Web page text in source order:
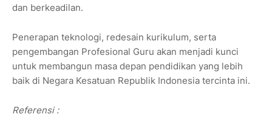
dan berkeadilan.
Penerapan teknologi, redesain kurikulum, serta
pengembangan Profesional Guru akan menjadi kunci
untuk membangun masa depan pendidikan yang lebih
baik di Negara Kesatuan Republik Indonesia tercinta ini.
Referensi :